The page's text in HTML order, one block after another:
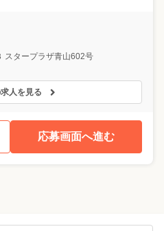
スタープラザ青山602号
人を見る
応募画面へ進む